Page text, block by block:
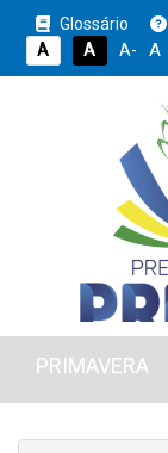
Glossário
A
A A- A
PRIMAVERA